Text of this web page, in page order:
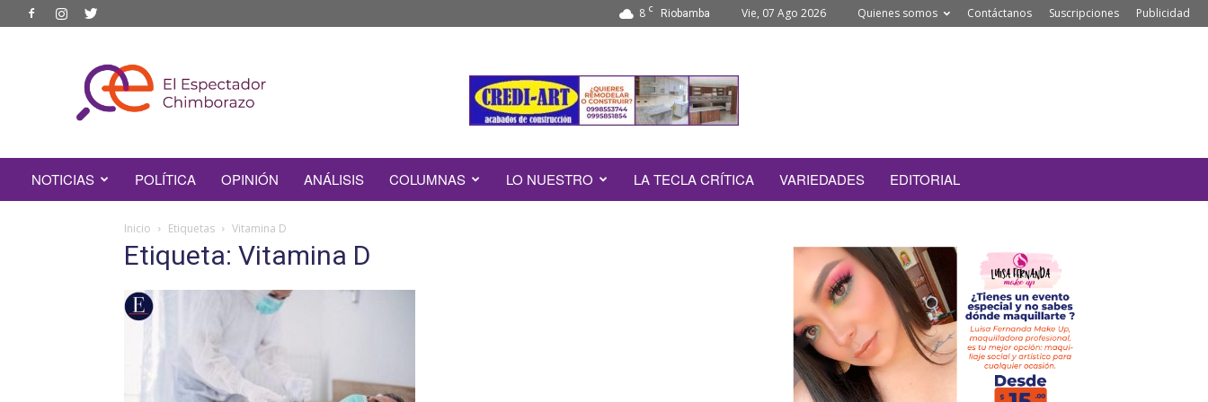
8 C Riobamba Vie, 07 Ago 2026 Quienes somos Contáctanos Suscripciones Publicidad
ESPECTADOR
CHIMBORAZO
NOTICIAS POLÍTICA OPINIÓN ANÁLISIS COLUMNAS LO NUESTRO LA TECLA CRÍTICA VARIEDADES EDITORIAL
Inicio Etiquetas Vitamina D
Etiqueta: Vitamina D